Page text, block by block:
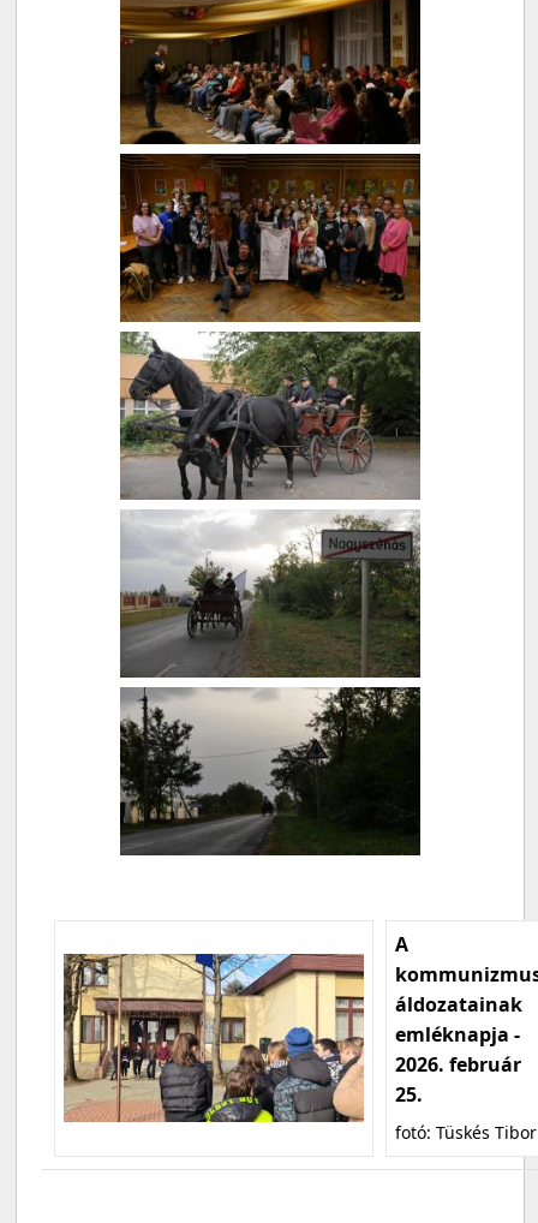
A
áldozatainak
emléknapja -
2026. február
25.
fotó: Tüskés Tibor